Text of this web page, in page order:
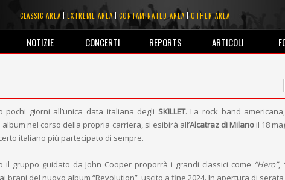
CLASSIC AREA EXTREME AREA CONTAMINATED AREA OTHER AREA
NOTIZIE CONCERTI REPORTS ARTICOLI
pochi giorni all’unica data italiana degli SKILLET. La rock band
album nel corso della propria carriera, si esibirà all’Alcatraz di Milano il 18
italiano più partecipato di sempre.
il gruppo guidato da John Cooper proporrà i grandi classici come “Hero”,
brani del nuovo album “Revolution”, uscito a fine 2024. In apertura di